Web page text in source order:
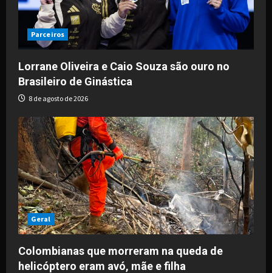
Parceiros
Lorrane Oliveira e Caio Souza são ouro no
Brasileiro de Ginástica
8 de agosto de 2026
Geral
Colombianas que morreram na queda de
helicóptero eram avó, mãe e filha